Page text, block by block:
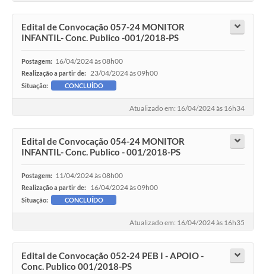
Edital de Convocação 057-24 MONITOR
INFANTIL- Conc. Publico -001/2018-PS
Postagem: 16/04/2024 às 08h00
Realização a partir de: 23/04/2024 às 09h00
Situação: CONCLUÍDO
Atualizado em: 16/04/2024 às 16h34
Edital de Convocação 054-24 MONITOR
INFANTIL- Conc. Publico - 001/2018-PS
Postagem: 11/04/2024 às 08h00
Realização a partir de: 16/04/2024 às 09h00
Situação: CONCLUÍDO
Atualizado em: 16/04/2024 às 16h35
Edital de Convocação 052-24 PEB I - APOIO -
Conc. Publico 001/2018-PS